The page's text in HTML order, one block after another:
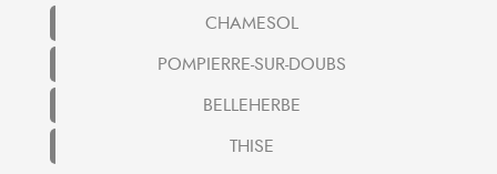
CHAMESOL
POMPIERRE-SUR-DOUBS
BELLEHERBE
THISE